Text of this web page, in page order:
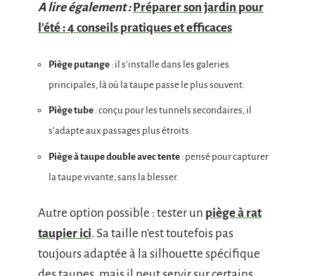
A lire également : Préparer son jardin pour
l'été : 4 conseils pratiques et efficaces
Piège putange : il s’installe dans les galeries
principales, là où la taupe passe le plus souvent.
Piège tube : conçu pour les tunnels secondaires, il
s’adapte aux passages plus étroits.
Piège à taupe double avec tente : pensé pour capturer
la taupe vivante, sans la blesser.
Autre option possible : tester un piège à rat
taupier ici. Sa taille n’est toutefois pas
toujours adaptée à la silhouette spécifique